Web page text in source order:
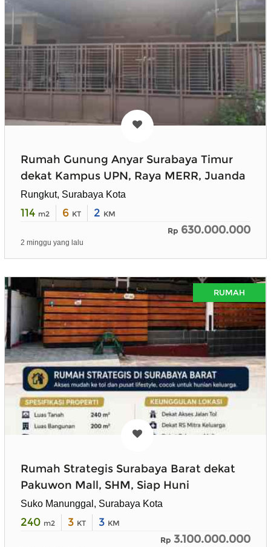
Rumah Gunung Anyar Surabaya Timur
dekat Kampus UPN, Raya MERR, Juanda
Rungkut, Surabaya Kota
114 m2 6 KT 2 KM
Rp 630.000.000
2 minggu yang lalu
RUMAH
Rumah Strategis Surabaya Barat dekat
Pakuwon Mall, SHM, Siap Huni
Suko Manunggal, Surabaya Kota
240 m2 3 KT 3 KM
Rp 3.100.000.000